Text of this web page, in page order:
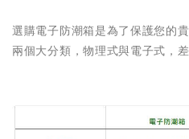
選購電子防潮箱是為了保護您的
兩個大分類，物理式與電子式，